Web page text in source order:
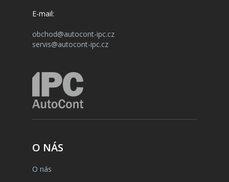
E-mail:
obchod@autocont-ipc.cz
servis@autocont-ipc.cz
O NÁS
O nás